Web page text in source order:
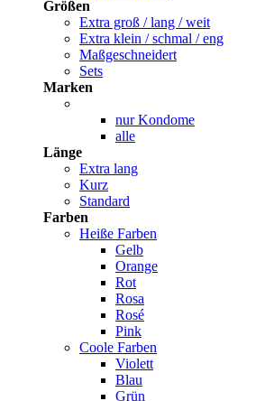
Größen
Extra groß / lang / weit
Extra klein / schmal / eng
Maßgeschneidert
Sets
Marken
nur Kondome
alle
Länge
Extra lang
Kurz
Standard
Farben
Heiße Farben
Gelb
Orange
Rot
Rosa
Rosé
Pink
Coole Farben
Violett
Blau
Grün